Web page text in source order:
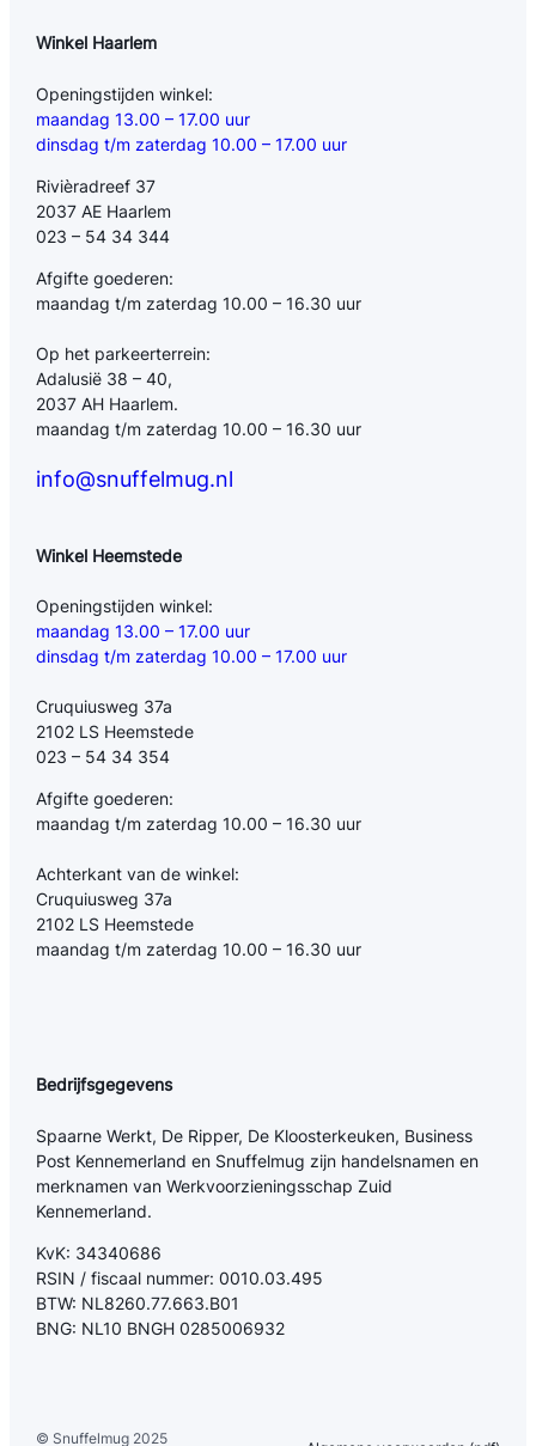
Winkel Haarlem
Openingstijden winkel:
maandag 13.00 – 17.00 uur
dinsdag t/m zaterdag 10.00 – 17.00 uur
Rivièradreef 37
2037 AE Haarlem
023 – 54 34 344
Afgifte goederen:
maandag t/m zaterdag 10.00 – 16.30 uur
Op het parkeerterrein:
Adalusië 38 – 40,
2037 AH Haarlem.
maandag t/m zaterdag 10.00 – 16.30 uur
info@snuffelmug.nl
Winkel Heemstede
Openingstijden winkel:
maandag 13.00 – 17.00 uur
dinsdag t/m zaterdag 10.00 – 17.00 uur
Cruquiusweg 37a
2102 LS Heemstede
023 – 54 34 354
Afgifte goederen:
maandag t/m zaterdag 10.00 – 16.30 uur
Achterkant van de winkel:
Cruquiusweg 37a
2102 LS Heemstede
maandag t/m zaterdag 10.00 – 16.30 uur
Bedrijfsgegevens
Spaarne Werkt, De Ripper, De Kloosterkeuken, Business
Post Kennemerland en Snuffelmug zijn handelsnamen en
merknamen van Werkvoorzieningsschap Zuid
Kennemerland.
KvK: 34340686
RSIN / fiscaal nummer: 0010.03.495
BTW: NL8260.77.663.B01
BNG: NL10 BNGH 0285006932
© Snuffelmug 2025